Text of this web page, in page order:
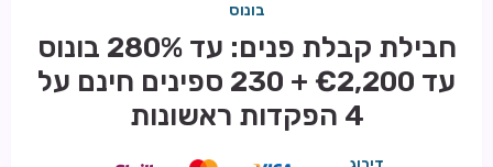
בונוס
חבילת קבלת פנים: עד 280% בונוס
עד €2,200 + 230 ספינים חינם על
4 הפקדות ראשונות